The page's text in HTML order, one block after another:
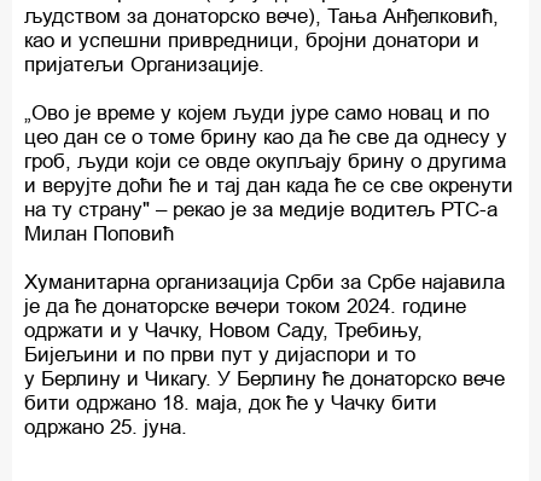
људством за донаторско вече), Тања Анђелковић,
као и успешни привредници, бројни донатори и
пријатељи Организације.
„Ово је време у којем људи јуре само новац и по
цео дан се о томе брину као да ће све да однесу у
гроб, људи који се овде окупљају брину о другима
и верујте доћи ће и тај дан када ће се све окренути
на ту страну" – рекао је за медије водитељ РТС-а
Милан Поповић
Хуманитарна организација Срби за Србе најавила
је да ће донаторске вечери током 2024. године
одржати и у Чачку, Новом Саду, Требињу,
Бијељини и по први пут у дијаспори и то
у Берлину и Чикагу. У Берлину ће донаторско вече
бити одржано 18. маја, док ће у Чачку бити
одржано 25. јуна.